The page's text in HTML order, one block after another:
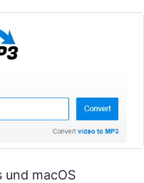
und macOS